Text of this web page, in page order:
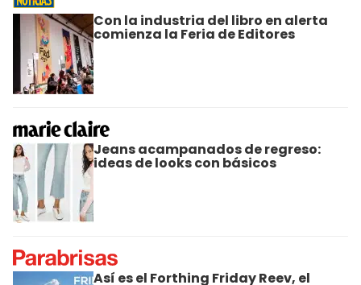
Con la industria del libro en alerta
comienza la Feria de Editores
Jeans acampanados de regreso:
ideas de looks con básicos
Así es el Forthing Friday Reev, el